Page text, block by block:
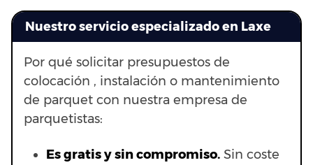
Nuestro servicio especializado en Laxe
Por qué solicitar presupuestos de
colocación , instalación o mantenimiento
de parquet con nuestra empresa de
parquetistas:
Es gratis y sin compromiso. Sin coste